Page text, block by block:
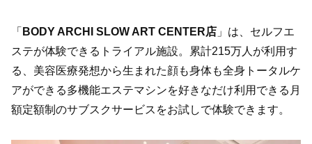
「 BODY ARCHI SLOW ART CENTER店 」は、セルフエ
ステが体験できるトライアル施設。累計215万人が利用す
る、美容医療発想から生まれた顔も身体も全身トータルケ
アができる多機能エステマシンを好きなだけ利用できる月
額定額制のサブスクサービスをお試しで体験できます。